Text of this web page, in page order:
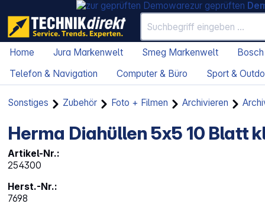
zur geprüften
Home Jura Markenwelt Smeg Markenwelt
Telefon & Navigation
Computer & Büro Sport &
Sonstiges Zubehör Foto + Filmen Archivieren
Herma Diahüllen 5x5 10 Blatt
Artikel-Nr.:
254300
Herst.-Nr.:
7698